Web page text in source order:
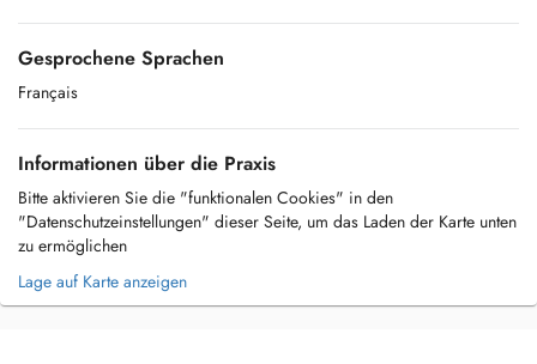
Gesprochene Sprachen
Français
Informationen über die Praxis
Bitte aktivieren Sie die "funktionalen Cookies" in den
"Datenschutzeinstellungen" dieser Seite, um das Laden der Karte unten
zu ermöglichen
Lage auf Karte anzeigen